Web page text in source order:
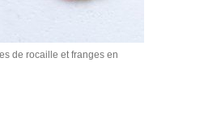
de rocaille et franges en